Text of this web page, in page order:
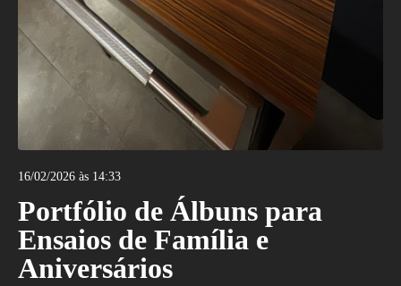
16/02/2026 às 14:33
Portfólio de Álbuns para
Ensaios de Família e
Aniversários